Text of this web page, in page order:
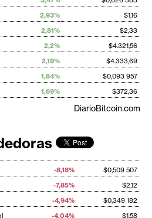
2,93%
$1,16
2,81%
$2,33
2,2%
$4.321,56
2,19%
$4.333,69
1,84%
$0,093 957
1,69% $372,36
DiarioBitcoin.com
-8,18%
$0,509 507
-7,85%
$2,12
-4,94%
$0,349 182
-4,04% $1,58